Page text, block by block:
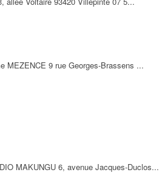
MEZENCE 9 rue Georges-Brassens ...
MAKUNGU 6, avenue Jacques-Duclos...